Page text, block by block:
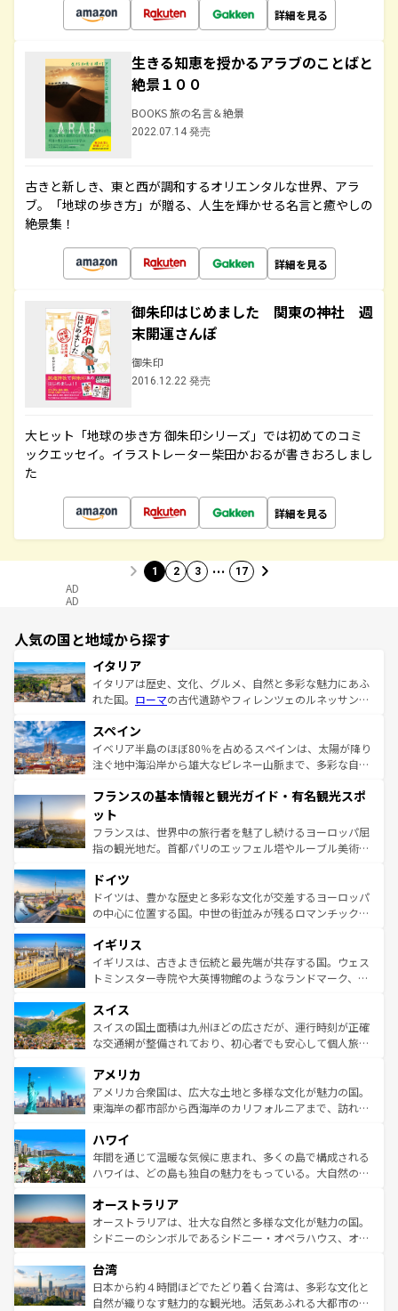
詳細を見る
生きる知恵を授かるアラブのことばと
絶景１００
BOOKS 旅の名言＆絶景
2022.07.14 発売
古きと新しき、東と西が調和するオリエンタルな世界、アラ
ブ。「地球の歩き方」が贈る、人生を輝かせる名言と癒やしの
絶景集！
詳細を見る
御朱印はじめました 関東の神社 週
末開運さんぽ
御朱印
2016.12.22 発売
大ヒット「地球の歩き方 御朱印シリーズ」では初めてのコミ
ックエッセイ。イラストレーター柴田かおるが書きおろしまし
た
詳細を見る
1 2 3 … 17
AD
AD
人気の国と地域から探す
イタリア
イタリアは歴史、文化、グルメ、自然と多彩な魅力にあふ
れた国。 ローマの古代遺跡やフィレンツェのルネッサンス
ろん、トスカーナの美しい田園風景やアマルフィ海岸の絶
景など、自然景観も見逃せない。観光の合間には、本場の
ピザやパスタなど、絶品のイタリア料理を堪能することも
ませてくれるイタリアで、忘れられない旅をしてみよう！
なお、新着のイタリア情報は
しい。
スペイン
イベリア半島のほぼ80％を占めるスペインは、太陽が降り
注ぐ地中海沿岸から雄大なピレネー山脈まで、多彩な自然
文化が根付くこの国では、情熱的なフラメンコ、熱気あふ
れる闘牛、そして美味しいタパスが生活の一部となってい
る。首都マドリードの洗練された雰囲気や、バルセロナの
アートに溢れた街角から、地方では古代ローマ遺跡や中世
せる。地方によって風土や気候が異なるスペインはその個
性で訪れる人を魅了する。 なお、新着のスペイン情報は コ
ンテンツ一覧を参照してほしい。
フランスの基本情報と観光ガイド・有名観光スポ
ット
フランスは、世界中の旅行者を魅了し続けるヨーロッパ屈
指の観光地だ。首都パリのエッフェル塔やルーブル美術館
で、幅広い魅力が詰まっている。華麗な宮殿、歴史的な大
聖堂、美しいビーチ、そして豊かな自然が、訪れる者を心
から魅了する。また、フランスは美食の国としても知ら
いる。シャンパンの発祥地であるランス、プロヴァンスの
香り高いラベンダー畑など、多彩な楽しみ方が可能だ。さ
らに、パリ以外の地域にも魅力が溢れており、どの街角に
れる地方に足を運ぶとそれぞれで全く異なる文化を体験で
きるだろう。 なお、新着のフランス情報はコンテンツ一覧
を参照してほしい。
ドイツ
ドイツは、豊かな歴史と多彩な文化が交差するヨーロッパ
の中心に位置する国。中世の街並みが残るロマンチック街
顔を持つこの国は、どこを歩いても飽きることがない。ベ
ルリンの文化的活気、バイエルン州のアルプスの絶景、そ
してライン川沿いのワイン畑といった風景は必見。ビール
は、お酒好きな人にはぜひ体験してほしい。 なお、新着の
ドイツ情報はコンテンツ一覧を参照してほしい。
イギリス
イギリスは、古きよき伝統と最先端が共存する国。ウェス
トミンスター寺院や大英博物館のようなランドマーク、歴
リアごとに異なる魅力がある。また、優雅なアフタヌーン
ティー、ビール好きにはたまらない英国パブ、サッカー観
戦など、本場だからこそできる体験も豊富。イギリスを旅
ンツ一覧を参照してほしい。
スイス
スイスの国土面積は九州ほどの広さだが、運行時刻が正確
な交通網が整備されており、初心者でも安心して個人旅行
の建物がそのまま残る町や、スイスならではのユニークな
博物館もあり、アルプス観光だけでなく町歩きも満喫する
ことができる。国民の所得が高いため物価も高いが、旅行
ば市内交通費無料で観光を楽しむこともできる。 なお、新
着のスイス情報はコンテンツ一覧 を参照してほしい。
アメリカ
アメリカ合衆国は、広大な土地と多様な文化が魅力の国。
東海岸の都市部から西海岸のカリフォルニアまで、訪れる
のような巨大都市は、観光、ショッピング、エンターテイ
ンメントが詰まった刺激的なスポットだ。一方、アメリカ
西部には大自然が広がり、グランドキャニオンやイエロー
部のニューオーリンズでは、音楽と美食が融合した独特の
文化が魅力。旅行者はアメリカの各地域で異なる魅力を楽
しみながら、その多様性と豊かな歴史を感じることができ
ならではの贅沢な旅のスタイルだ。 なお、新着のアメリカ
情報はコンテンツ一覧を参照してほしい。
ハワイ
年間を通じて温暖な気候に恵まれ、多くの島で構成される
ハワイは、どの島も独自の魅力をもっている。大自然の神
ワイ島は見逃せない。また、定番の観光地といえばオアフ
島だが、静かな自然を求めるならマウイ島やカウアイ島が
おすすめ。エメラルドグリーンに輝く海をはじめ、豊かな
れるおもてなしの心で訪れる人々を迎えてくれるハワイの
人々、おいしいローカルフードやハワイアンミュージッ
ク、伝統的なフラダンスなど、すべてがハワイの魅力を彩
オーストラリア
オーストラリアは、壮大な自然と多様な文化が魅力の国。
シドニーのシンボルであるシドニー・オペラハウス、オー
リアリーフや大陸中央部にそびえるウルル（エアーズロッ
ク）、タスマニアの美しい原生林やケアンズの熱帯雨林な
ど、見どころがたくさん。また、カフェやワイン、オージ
台湾
日本から約４時間ほどでたどり着く台湾は、多彩な文化と
自然が織りなす魅力的な観光地。活気あふれる大都市の台